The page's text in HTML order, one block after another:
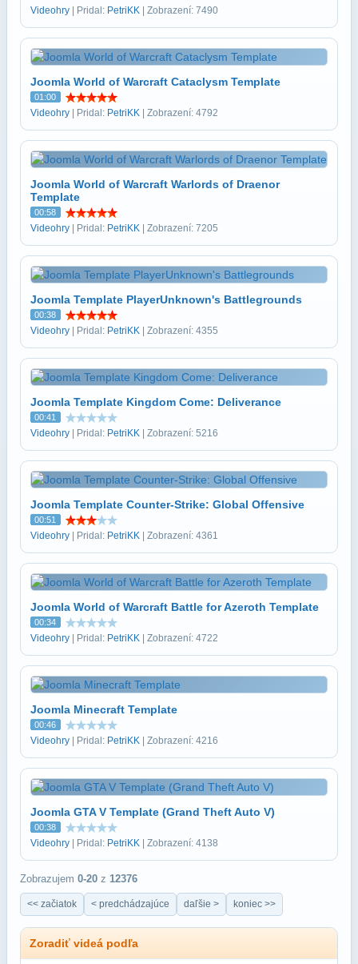
Videohry | Pridal: PetriKK | Zobrazení: 7490
Joomla World of Warcraft Cataclysm Template
01:00
Videohry | Pridal: PetriKK | Zobrazení: 4792
Joomla World of Warcraft Warlords of Draenor
Template
00:58
Videohry | Pridal: PetriKK | Zobrazení: 7205
Joomla Template PlayerUnknown's Battlegrounds
00:38
Videohry | Pridal: PetriKK | Zobrazení: 4355
Joomla Template Kingdom Come: Deliverance
00:41
Videohry | Pridal: PetriKK | Zobrazení: 5216
Joomla Template Counter-Strike: Global Offensive
00:51
Videohry | Pridal: PetriKK | Zobrazení: 4361
Joomla World of Warcraft Battle for Azeroth Template
00:34
Videohry | Pridal: PetriKK | Zobrazení: 4722
Joomla Minecraft Template
00:46
Videohry | Pridal: PetriKK | Zobrazení: 4216
Joomla GTA V Template (Grand Theft Auto V)
00:38
Videohry | Pridal: PetriKK | Zobrazení: 4138
Zobrazujem 0-20 z 12376
<< začiatok < predchádzajúce daľšie > koniec >>
Zoradiť videá podľa